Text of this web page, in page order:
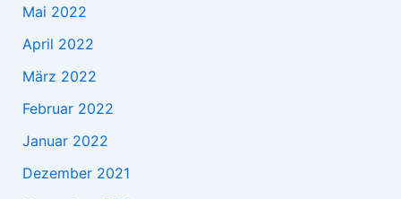
Mai 2022
April 2022
März 2022
Februar 2022
Januar 2022
Dezember 2021